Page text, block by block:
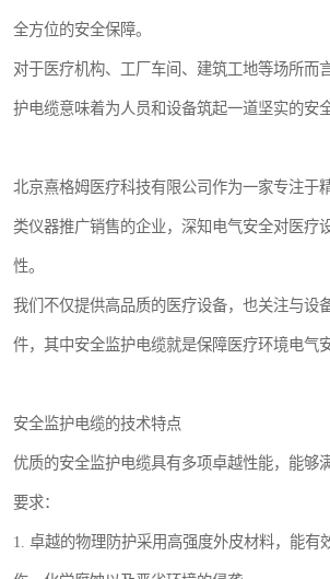
全方位的安全保障。
对于医疗机构、工厂车间、建筑工地等场所而
护电缆意味着为人员和设备筑起一道坚实的安
北京熹格姆医疗科技有限公司作为一家专注于
类仪器推广销售的企业，深知电气安全对医疗
性。
我们不仅提供高品质的医疗设备，也关注与设
件，其中安全监护电缆就是保障医疗环境电气
安全监护电缆的技术特点
优质的安全监护电缆具有多项卓越性能，能够
要求：
1. 卓越的物理防护采用高强度外皮材料，能有